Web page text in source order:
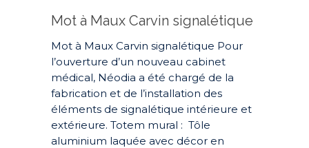
Mot à Maux Carvin signalétique
Mot à Maux Carvin signalétique Pour
l’ouverture d’un nouveau cabinet
médical, Néodia a été chargé de la
fabrication et de l’installation des
éléments de signalétique intérieure et
extérieure. Totem mural : Tôle
aluminium laquée avec décor en